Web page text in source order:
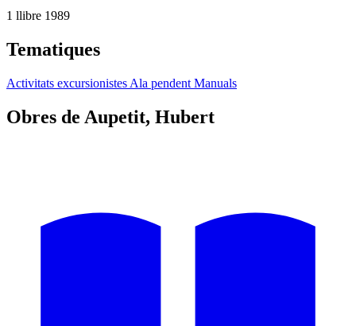
1 llibre 1989
Tematiques
Activitats excursionistes Ala pendent Manuals
Obres de Aupetit, Hubert